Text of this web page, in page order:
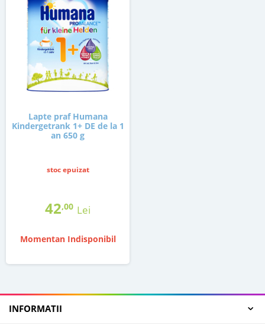
Lapte praf Humana
Kindergetrank 1+ DE de la 1
an 650 g
stoc epuizat
42,00 Lei
Momentan Indisponibil
INFORMATII